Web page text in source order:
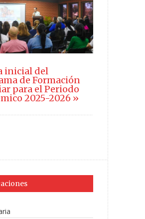
inicial del
de Formación
para el Periodo
2025-2026 »